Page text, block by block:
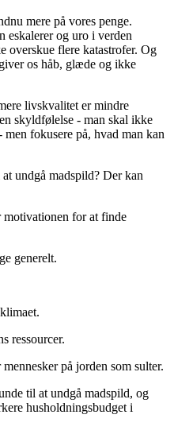
mere på vores penge.
eskalerer og uro i verden
overskue flere katastrofer. Og
os håb, glæde og ikke
livskvalitet er mindre
skyldfølelse - man skal ikke
fokusere på, hvad man kan
undgå madspild? Der kan
motivationen for at finde
generelt.
ressourcer.
på jorden som sulter.
til at undgå madspild, og
husholdningsbudget i